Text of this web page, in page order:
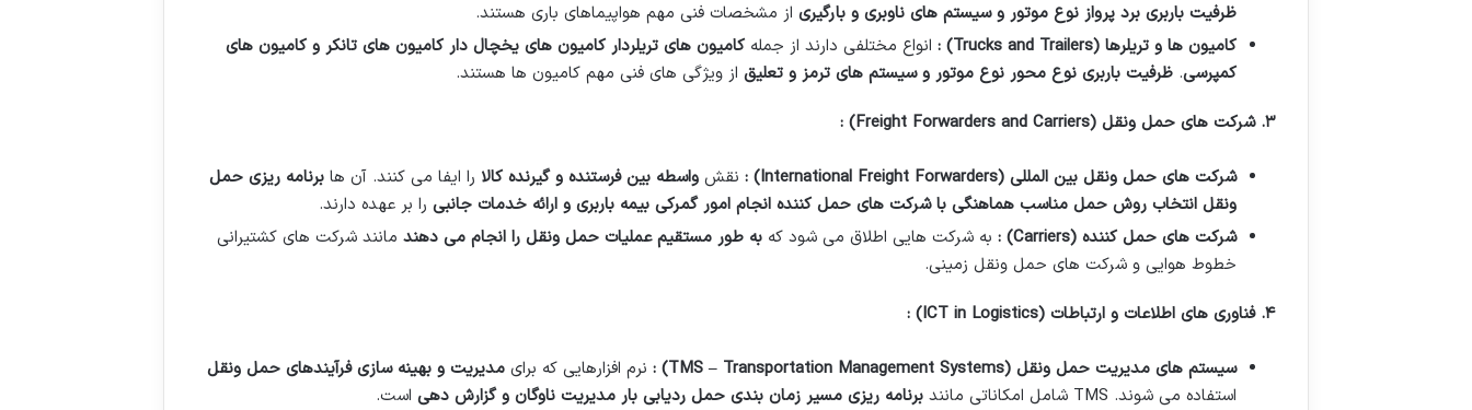
ظرفیت باربری برد پرواز نوع موتور و سیستم های ناوبری و بارگیری از مشخصات فنی مهم هواپیماهای باری هستند.
کامیون ها و تریلرها (Trucks and Trailers)
: انواع مختلفی دارند از جملهکامیون های تریلردار کامیون های یخچال دار کامیون های تانکر و کامیون های
کمپرسی.ظرفیت باربری نوع محور نوع موتور و سیستم های ترمز و تعلیق از ویژگی های فنی مهم کامیون ها هستند.
۳.شرکت های حمل ونقل (Freight Forwarders and Carriers)
:
شرکت های حمل ونقل بین المللی (International Freight Forwarders)
: نقشواسطه بین فرستنده و گیرنده کالا را ایفا می کنند. آن هابرنامه ریزی حمل
ونقل انتخاب روش حمل مناسب هماهنگی با شرکت های حمل کننده انجام امور گمرکی بیمه باربری و ارائه خدمات جانبی را بر عهده دارند.
شرکت های حمل کننده (Carriers)
: به شرکت هایی اطلاق می شود کهبه طور مستقیم عملیات حمل ونقل را انجام می دهند مانند شرکت های کشتیرانی
خطوط هوایی و شرکت های حمل ونقل زمینی.
۴.فناوری های اطلاعات و ارتباطات (ICT in Logistics)
:
سیستم های مدیریت حمل ونقل (TMS – Transportation Management Systems)
: نرم افزارهایی که برایمدیریت و بهینه سازی فرآیندهای حمل ونقل
استفاده می شوند. TMS شامل امکاناتی مانند
برنامه ریزی مسیر زمان بندی حمل ردیابی بار مدیریت ناوگان و گزارش دهی است.